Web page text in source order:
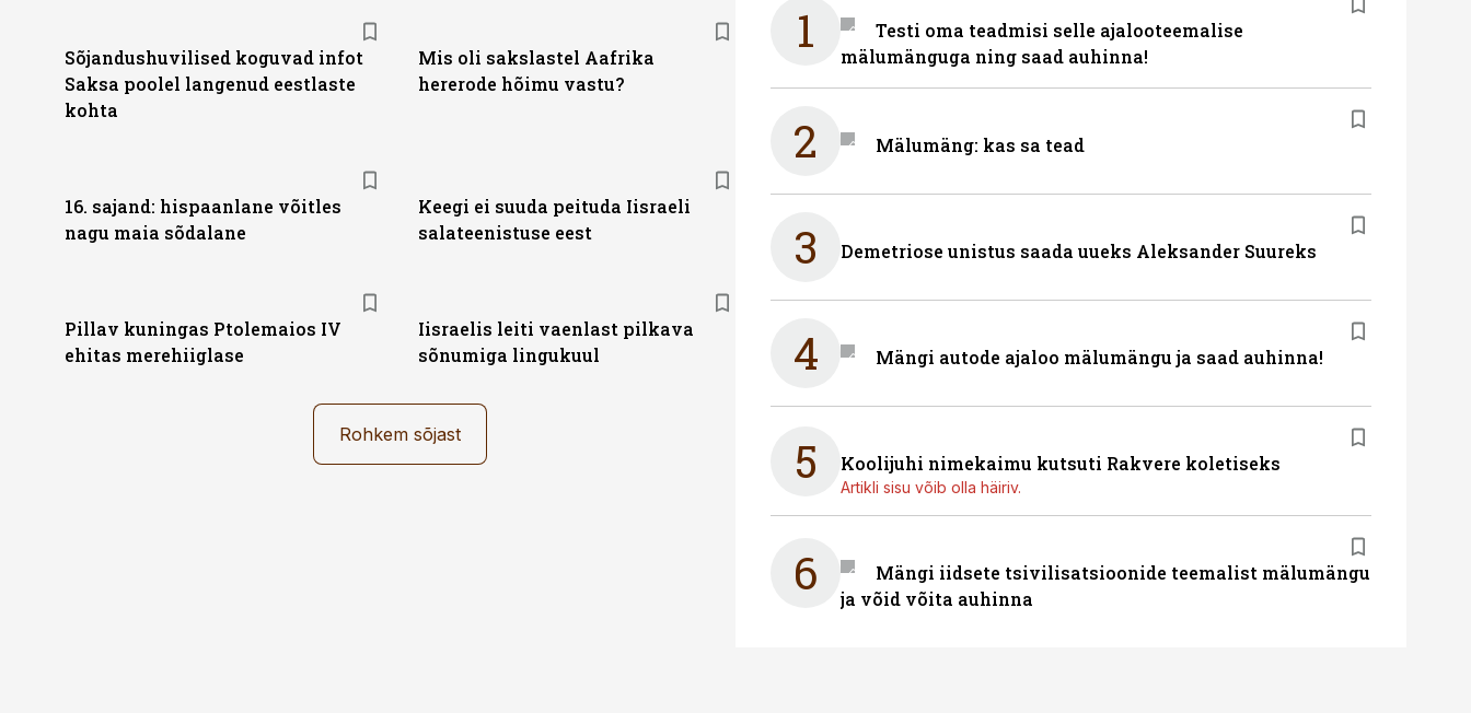
Sõjandushuvilised koguvad infot
Saksa poolel langenud eestlaste
kohta
Mis oli sakslastel Aafrika
hererode hõimu vastu?
16. sajand: hispaanlane võitles
nagu maia sõdalane
Keegi ei suuda peituda Iisraeli
salateenistuse eest
Pillav kuningas Ptolemaios IV
ehitas merehiiglase
Iisraelis leiti vaenlast pilkava
sõnumiga lingukuul
Rohkem sõjast
1
Testi oma teadmisi selle ajalooteemalise
mälumänguga ning saad auhinna!
2 Mälumäng: kas sa tead
3 Demetriose unistus saada uueks Aleksander Suureks
4 Mängi autode ajaloo mälumängu ja saad auhinna!
5 Koolijuhi nimekaimu kutsuti Rakvere koletiseks
Artikli sisu võib olla häiriv.
6
Mängi iidsete tsivilisatsioonide teemalist mälumängu
ja võid võita auhinna